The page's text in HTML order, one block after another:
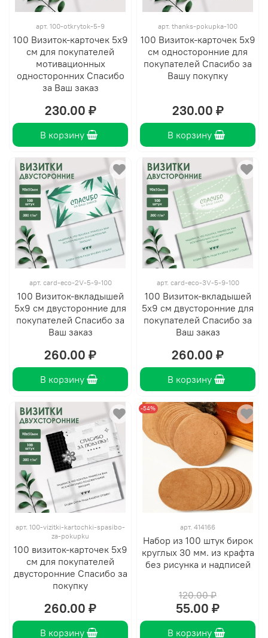
арт. 100-otkrytok-5-9
100 Визиток-карточек 5х9
см для покупателей
мотивационных
односторонних Спасибо
за Ваш заказ
230.00 ₽
В корзину
арт. thanks-pokupka-100
100 Визиток-карточек 5х9
см односторонние для
покупателей Спасибо за
Вашу покупку
230.00 ₽
В корзину
арт. card-eco-2V-5-9-100
100 Визиток-вкладышей
5х9 см двусторонние для
покупателей Спасибо за
Ваш заказ
260.00 ₽
В корзину
арт. card-eco-3V-5-9-100
100 Визиток-вкладышей
5х9 см двусторонние для
покупателей Спасибо за
Ваш заказ
260.00 ₽
В корзину
арт. 100-vizitki-kartochki-spasibo-
za-pokupku
100 визиток-карточек 5х9
см для покупателей
двусторонние Спасибо за
покупку
260.00 ₽
В корзину
-54%
арт. 414166
Набор из 100 штук бирок
круглых 30 мм. из крафта
без рисунка и надписей
120.00 ₽
55.00 ₽
В корзину